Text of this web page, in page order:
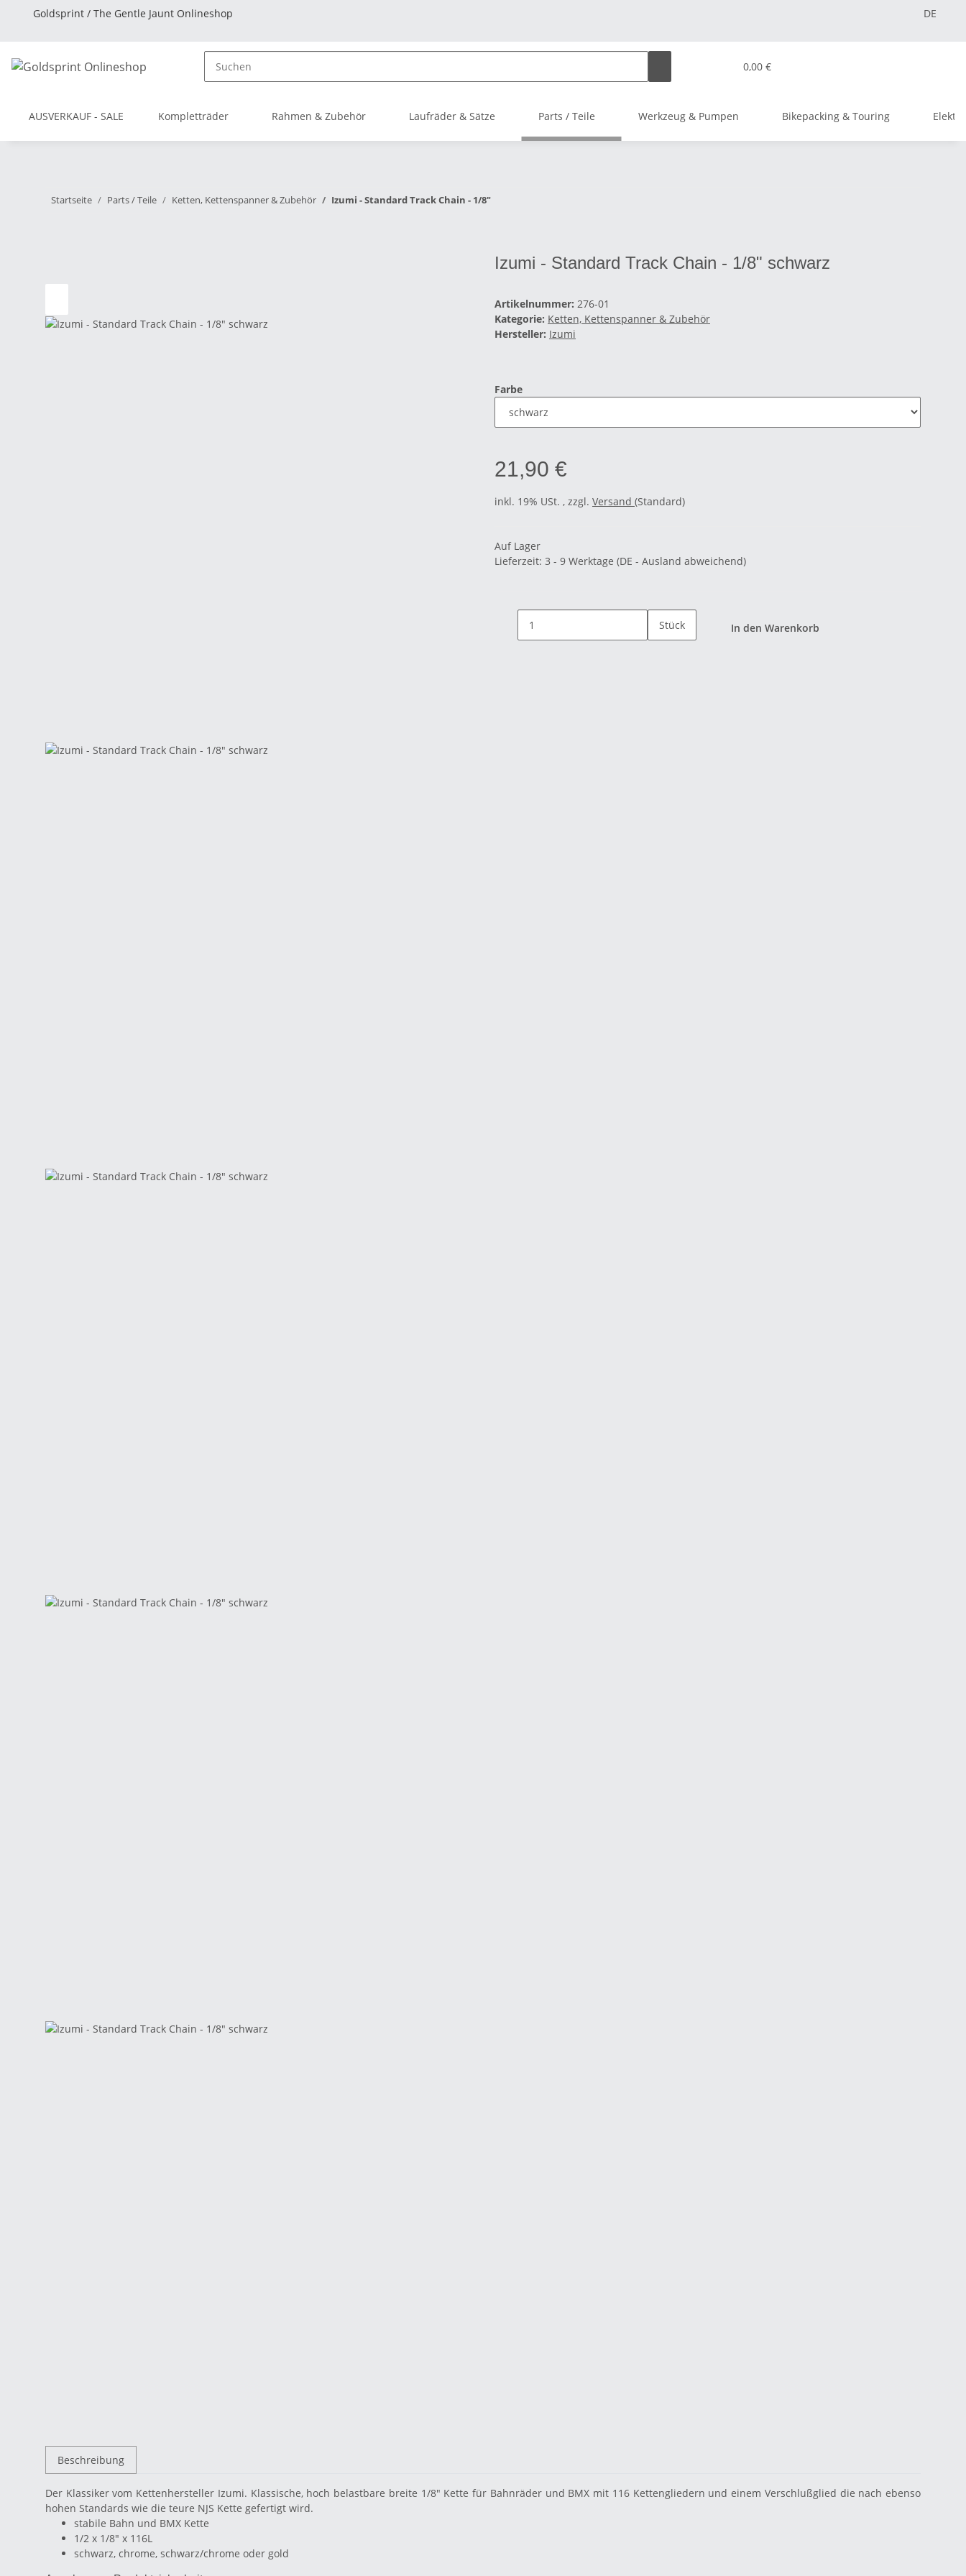
DE
Goldsprint / The Gentle Jaunt Onlineshop
0,00 €
AUSVERKAUF - SALE Kompletträder Rahmen & Zubehör Laufräder & Sätze Parts / Teile Werkzeug & Pumpen Bikepacking & Touring
Startseite Parts / Teile Ketten, Kettenspanner & Zubehör Izumi - Standard Track Chain - 1/8"
Izumi - Standard Track Chain - 1/8" schwarz
Artikelnummer: 276-01
Kategorie: Ketten, Kettenspanner & Zubehör
Hersteller: Izumi
Farbe
21,90 €
inkl. 19% USt. , zzgl. Versand (Standard)
Auf Lager
Lieferzeit: 3 - 9 Werktage (DE - Ausland abweichend)
Stück In den Warenkorb
Beschreibung
Der Klassiker vom Kettenhersteller Izumi. Klassische, hoch belastbare breite 1/8" Kette für Bahnräder und BMX mit 116 Kettengliedern und einem Verschlußglied die nach ebenso
hohen Standards wie die teure NJS Kette gefertigt wird.
stabile Bahn und BMX Kette
1/2 x 1/8" x 116L
schwarz, chrome, schwarz/chrome oder gold